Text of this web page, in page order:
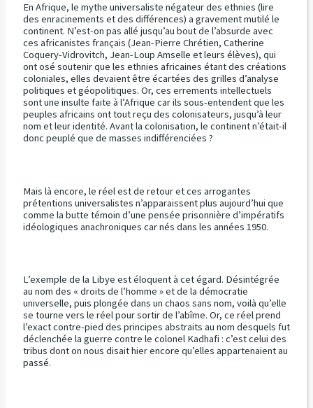
En Afrique, le mythe universaliste négateur des ethnies (lire
des enracinements et des différences) a gravement mutilé le
continent. N’est-on pas allé jusqu’au bout de l’absurde avec
ces africanistes français (Jean-Pierre Chrétien, Catherine
Coquery-Vidrovitch, Jean-Loup Amselle et leurs élèves), qui
ont osé soutenir que les ethnies africaines étant des créations
coloniales, elles devaient être écartées des grilles d’analyse
politiques et géopolitiques. Or, ces errements intellectuels
sont une insulte faite à l’Afrique car ils sous-entendent que les
peuples africains ont tout reçu des colonisateurs, jusqu’à leur
nom et leur identité. Avant la colonisation, le continent n’était-il
donc peuplé que de masses indifférenciées ?
Mais là encore, le réel est de retour et ces arrogantes
prétentions universalistes n’apparaissent plus aujourd’hui que
comme la butte témoin d’une pensée prisonnière d’impératifs
idéologiques anachroniques car nés dans les années 1950.
L’exemple de la Libye est éloquent à cet égard. Désintégrée
au nom des « droits de l’homme » et de la démocratie
universelle, puis plongée dans un chaos sans nom, voilà qu’elle
se tourne vers le réel pour sortir de l’abîme. Or, ce réel prend
l’exact contre-pied des principes abstraits au nom desquels fut
déclenchée la guerre contre le colonel Kadhafi : c’est celui des
tribus dont on nous disait hier encore qu’elles appartenaient au
passé.